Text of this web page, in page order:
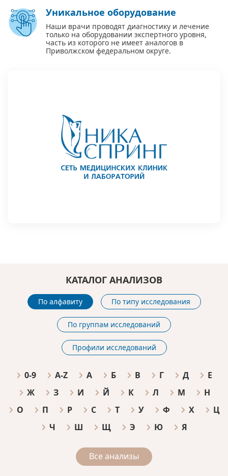
Уникальное оборудование
Наши врачи проводят диагностику и лечение
только на оборудовании экспертного уровня,
часть из которого не имеет аналогов в
Приволжском федеральном округе.
КАТАЛОГ АНАЛИЗОВ
По алфавиту По типу исследования
По группам исследований
Профили исследований
0-9 A-Z А Б В Г Д
Е
Ж
З И Й К Л М
Н
О
П Р С Т У Ф Х
Ц
Ч
Ш Щ Э Ю Я
Все анализы